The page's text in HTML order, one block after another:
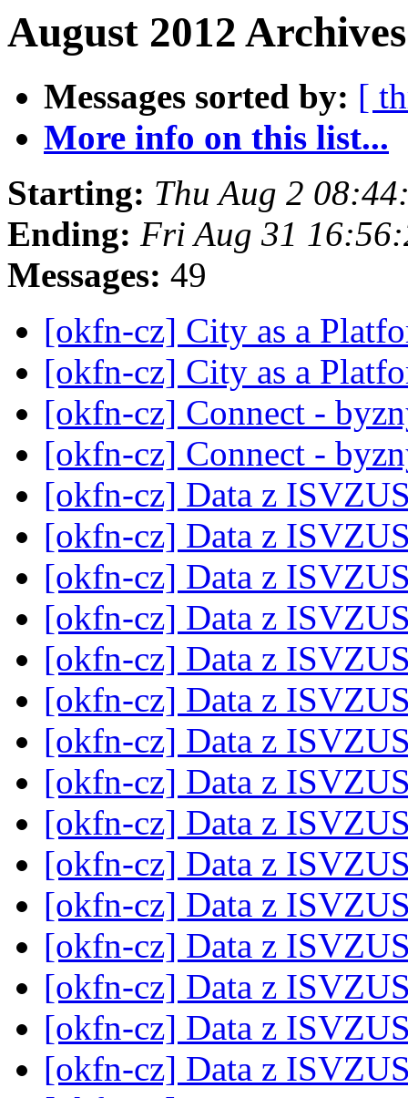
August 2012
Messages sorted by: [
More info on this list...
Starting: Thu Aug 2
Ending: Fri Aug 31
Messages: 49
[okfn-cz] City as a
[okfn-cz] City as a
[okfn-cz] Connect -
[okfn-cz] Connect -
[okfn-cz] Data z
[okfn-cz] Data z
[okfn-cz] Data z
[okfn-cz] Data z
[okfn-cz] Data z
[okfn-cz] Data z
[okfn-cz] Data z
[okfn-cz] Data z
[okfn-cz] Data z
[okfn-cz] Data z
[okfn-cz] Data z
[okfn-cz] Data z
[okfn-cz] Data z
[okfn-cz] Data z
[okfn-cz] Data z